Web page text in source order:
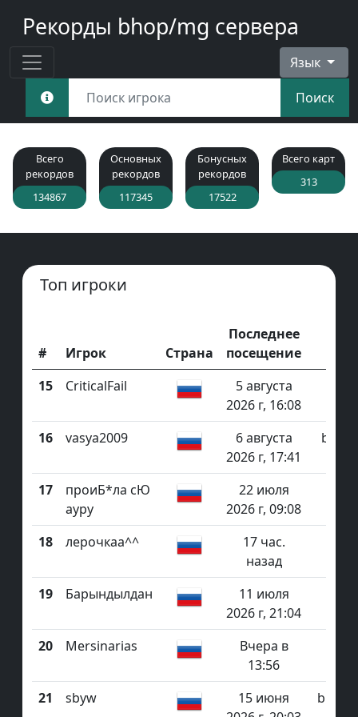
Рекорды bhop/mg сервера
Язык
Поиск
Всего
рекордов
134867
Основных
рекордов
117345
Бонусных
рекордов
17522
Всего карт
313
Топ игроки
# Игрок Страна
Последнее
посещение
15
CriticalFail
5 августа
2026 г, 16:08
16 vasya2009
6 августа
2026 г, 17:41
17
проиБ*ла сЮ
ауру
22 июля
2026 г, 09:08
18 лерочкаа^^
17 час.
назад
19 Барындылдан
11 июля
2026 г, 21:04
20 Mersinarias
Вчера в
13:56
21 sbyw
15 июня